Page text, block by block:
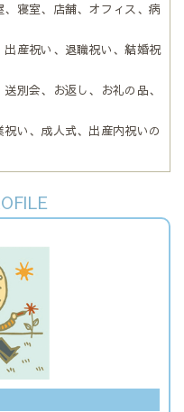
寝室、店舗、オフィス、病
出産祝い、退職祝い、結婚祝
別会、お返し、お礼の品、
い、成人式、出産内祝いの